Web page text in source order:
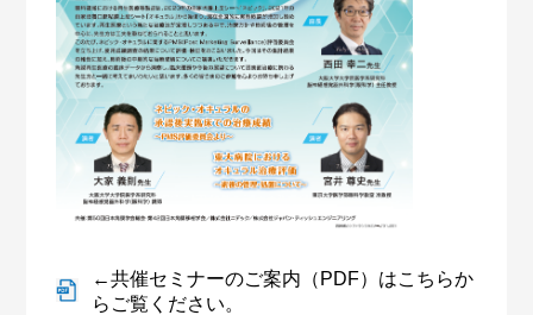
←共催セミナーのご案内（PDF）はこちらか
らご覧ください。